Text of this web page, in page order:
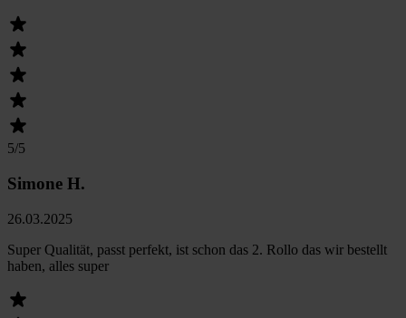
5/5
Simone H.
26.03.2025
Super Qualität, passt perfekt, ist schon das 2. Rollo das wir bestellt
haben, alles super